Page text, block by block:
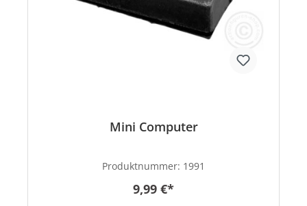
Mini Computer
Produktnummer: 1991
9,99 €*